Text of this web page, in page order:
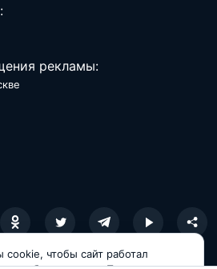
рекламы:
чтобы сайт работал